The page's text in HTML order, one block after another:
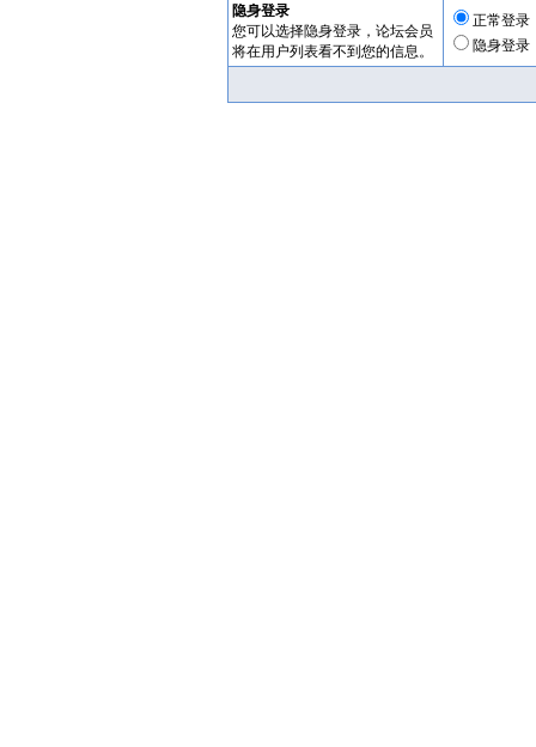
隐身登录
您可以选择隐身登录，论坛会员
将在用户列表看不到您的信息。
正常登录
隐身登录